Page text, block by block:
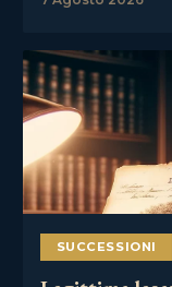
SUCCESSIONI